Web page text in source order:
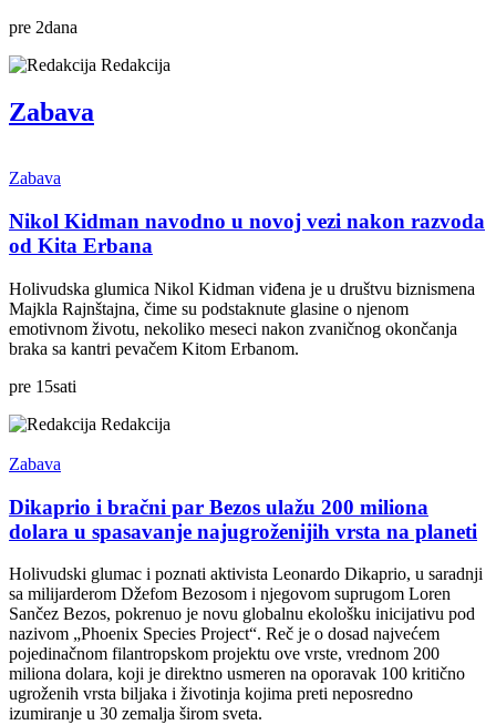
pre 2dana
Redakcija
Zabava
Zabava
Nikol Kidman navodno u novoj vezi nakon razvoda
od Kita Erbana
Holivudska glumica Nikol Kidman viđena je u društvu biznismena
Majkla Rajnštajna, čime su podstaknute glasine o njenom
emotivnom životu, nekoliko meseci nakon zvaničnog okončanja
braka sa kantri pevačem Kitom Erbanom.
pre 15sati
Redakcija
Zabava
Dikaprio i bračni par Bezos ulažu 200 miliona
dolara u spasavanje najugroženijih vrsta na planeti
Holivudski glumac i poznati aktivista Leonardo Dikaprio, u saradnji
sa milijarderom Džefom Bezosom i njegovom suprugom Loren
Sančez Bezos, pokrenuo je novu globalnu ekološku inicijativu pod
nazivom „Phoenix Species Project“. Reč je o dosad najvećem
pojedinačnom filantropskom projektu ove vrste, vrednom 200
miliona dolara, koji je direktno usmeren na oporavak 100 kritično
ugroženih vrsta biljaka i životinja kojima preti neposredno
izumiranje u 30 zemalja širom sveta.